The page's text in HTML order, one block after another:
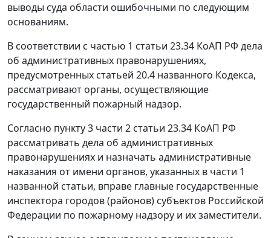
выводы суда области ошибочными по следующим
основаниям.
В соответствии с частью 1 статьи 23.34 КоАП РФ дела
об административных правонарушениях,
предусмотренных статьей 20.4 названного Кодекса,
рассматривают органы, осуществляющие
государственный пожарный надзор.
Согласно пункту 3 части 2 статьи 23.34 КоАП РФ
рассматривать дела об административных
правонарушениях и назначать административные
наказания от имени органов, указанных в части 1
названной статьи, вправе главные государственные
инспектора городов (районов) субъектов Российской
Федерации по пожарному надзору и их заместители.